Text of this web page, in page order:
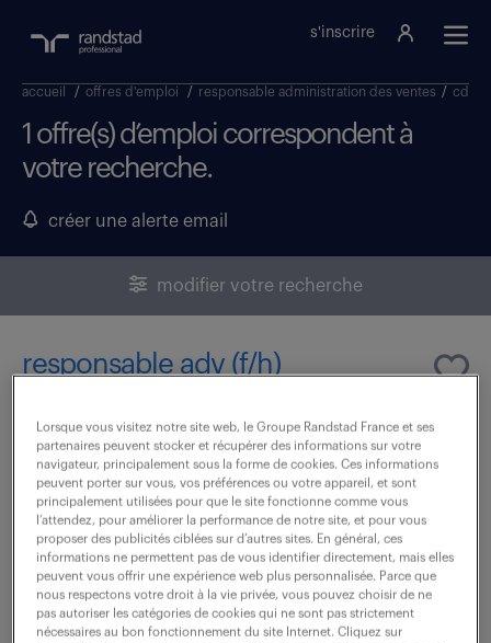
s'inscrire
accueil / offres d'emploi / responsable administration des ventes / cdi
1 offre(s) d’emploi correspondent à
votre recherche.
créer une alerte email
modifier votre recherche
responsable adv (f/h)
Toulouse (31)
CDI
50 000 - 60 000 € / an
Rattaché à la Direction Financière, vous pilotez
l'intégralité du cycle Order-to-Cash, assurant la
sécurité des opérations de vente dans un
environnement soumis aux réglementations des...
Lorsque vous visitez notre site web, le Groupe Randstad France et ses
partenaires peuvent stocker et récupérer des informations sur votre
navigateur, principalement sous la forme de cookies. Ces informations
peuvent porter sur vous, vos préférences ou votre appareil, et sont
principalement utilisées pour que le site fonctionne comme vous
l’attendez, pour améliorer la performance de notre site, et pour vous
proposer des publicités ciblées sur d’autres sites. En général, ces
informations ne permettent pas de vous identifier directement, mais elles
peuvent vous offrir une expérience web plus personnalisée. Parce que
nous respectons votre droit à la vie privée, vous pouvez choisir de ne
pas autoriser les catégories de cookies qui ne sont pas strictement
nécessaires au bon fonctionnement du site Internet. Cliquez sur